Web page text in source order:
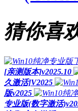
猜你喜
[亲测版本]v2025.10
久激活]V2025
版v2025
专业版(数字激活